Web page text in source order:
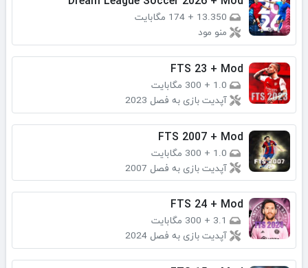
13.350
+ 174 مگابایت
منو مود
FTS 23 + Mod
1.0
+ 300 مگابایت
آپدیت بازی به فصل 2023
FTS 2007 + Mod
1.0
+ 300 مگابایت
آپدیت بازی به فصل 2007
FTS 24 + Mod
3.1
+ 300 مگابایت
آپدیت بازی به فصل 2024